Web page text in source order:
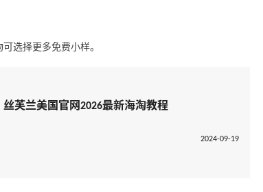
选择更多免费小样。
芙兰美国官网2026最新海淘教程
2024-09-19